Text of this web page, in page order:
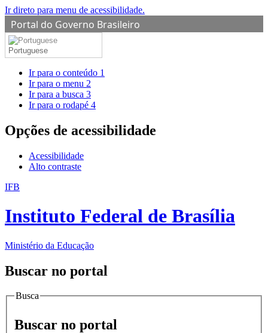
Ir direto para menu de acessibilidade.
Portal do Governo Brasileiro
Portuguese
Ir para o conteúdo 1
Ir para o menu 2
Ir para a busca 3
Ir para o rodapé 4
Opções de acessibilidade
Acessibilidade
Alto contraste
IFB
Instituto Federal de Brasília
Ministério da Educação
Buscar no portal
Busca
Buscar no portal